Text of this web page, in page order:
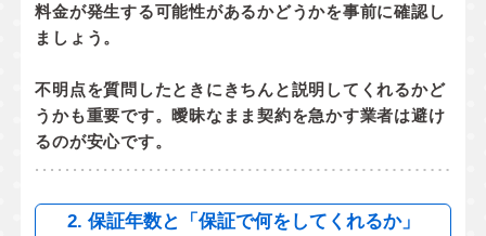
料金が発生する可能性があるかどうかを事前に確認し
ましょう。
不明点を質問したときにきちんと説明してくれるかど
うかも重要です。曖昧なまま契約を急かす業者は避け
るのが安心です。
2. 保証年数と「保証で何をしてくれるか」